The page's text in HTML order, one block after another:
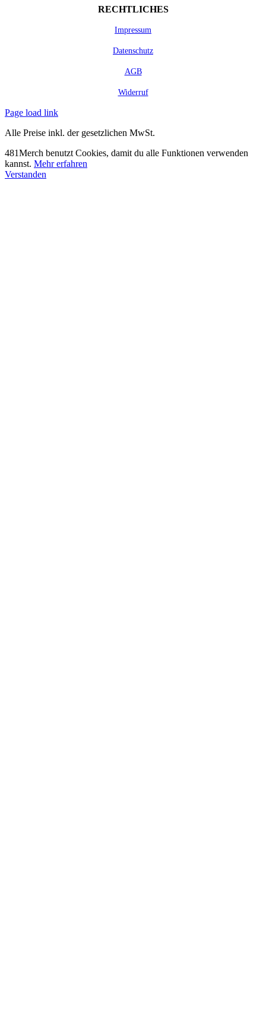
RECHTLICHES
Impressum
Datenschutz
AGB
Widerruf
Page load link
Alle Preise inkl. der gesetzlichen MwSt.
481Merch benutzt Cookies, damit du alle Funktionen verwenden
kannst. Mehr erfahren
Verstanden